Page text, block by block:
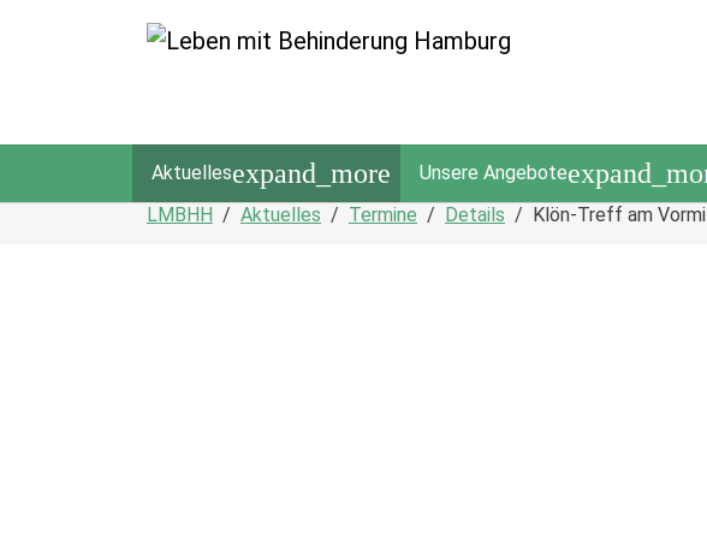
Zum Hauptinhalt springen
Aktuellesexpand_more Unsere Angebote
Sie sind hier:
LMBHH Aktuelles Termine Details Klön-Treff am